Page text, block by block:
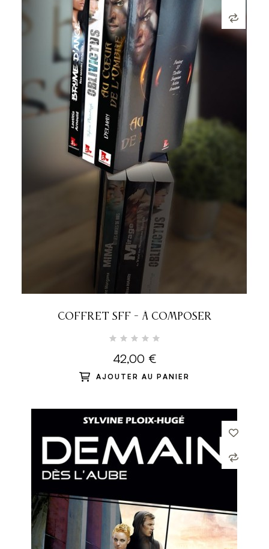
COFFRET SFF - À COMPOSER
42,00 €
AJOUTER AU PANIER